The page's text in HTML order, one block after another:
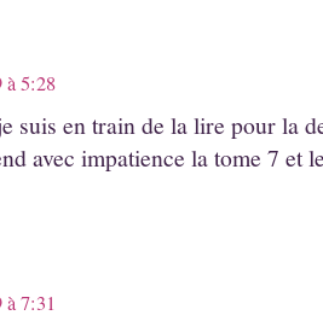
à 5:28
suis en train de la lire pour la
avec impatience la tome 7 et
à 7:31